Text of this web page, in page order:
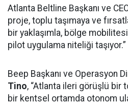
Atlanta Beltline Başkanı ve
proje, toplu taşımaya ve
bir yaklaşımla, bölge
pilot uygulama niteliği
Beep Başkanı ve Operasyon
Tino, “Atlanta ileri görüşlü bir
bir kentsel ortamda otonom